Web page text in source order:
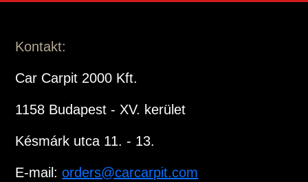
Kontakt:
Car Carpit 2000 Kft.
1158 Budapest - XV. kerület
Késmárk utca 11. - 13.
E-mail:orders@carcarpit.com